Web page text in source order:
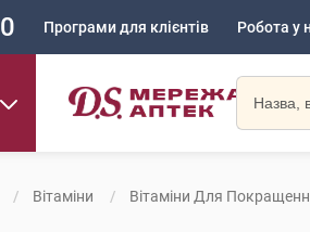
Програми для клієнтів Робота у
Вітаміни Вітаміни Для